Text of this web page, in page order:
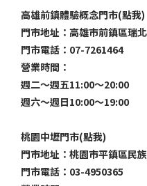
高雄前鎮體驗概念門市(點我)
門市地址：高雄市前鎮區瑞
門市電話：07-7261464
營業時間：
週二～週五11:00～20:00
週六～週日10:00～19:00
桃園中壢門市(點我)
門市地址：桃園市平鎮區民
門市電話：03-4950365